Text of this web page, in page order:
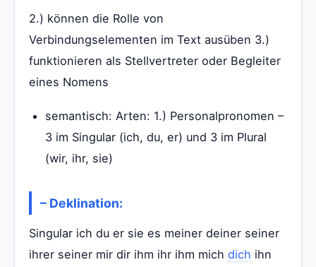
2.) können die Rolle von
Verbindungselementen im Text ausüben 3.)
funktionieren als Stellvertreter oder Begleiter
eines Nomens
semantisch: Arten: 1.) Personalpronomen –
3 im Singular (ich, du, er) und 3 im Plural
(wir, ihr, sie)
– Deklination:
Singular ich du er sie es meiner deiner seiner
ihrer seiner mir dir ihm ihr ihm mich dich ihn